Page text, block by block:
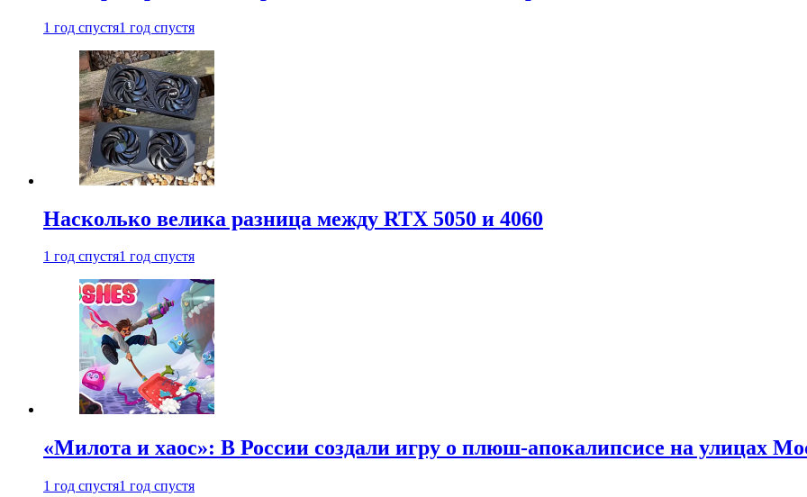
1 год спустя1 год спустя
Насколько велика разница между RTX 5050 и 4060
1 год спустя1 год спустя
«Милота и хаос»: В России создали игру о плюш-апокалипсисе на улицах
1 год спустя1 год спустя